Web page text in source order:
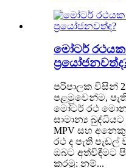
මෝටර්
පරිපාලක විසින්
පළමුවෙන්ම,
මෝටර් රථ
සාමාන්‍ය
MPV සහ
රථ ද පැති
ඔබට අත්විඳීමට
කරමු: නම්...